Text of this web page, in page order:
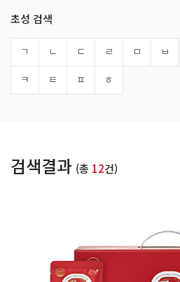
초성 검색
ㄱ ㄴ ㄷ ㄹ ㅁ ㅂ
ㅋ
ㅌ ㅍ ㅎ
검색결과 (총 12건)